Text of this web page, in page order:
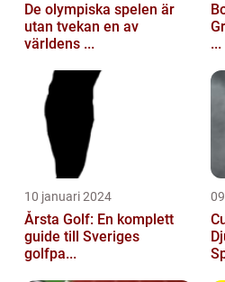
De olympiska spelen är
utan tvekan en av
världens ...
...
10 januari 2024
Årsta Golf: En komplett
guide till Sveriges
golfpa...